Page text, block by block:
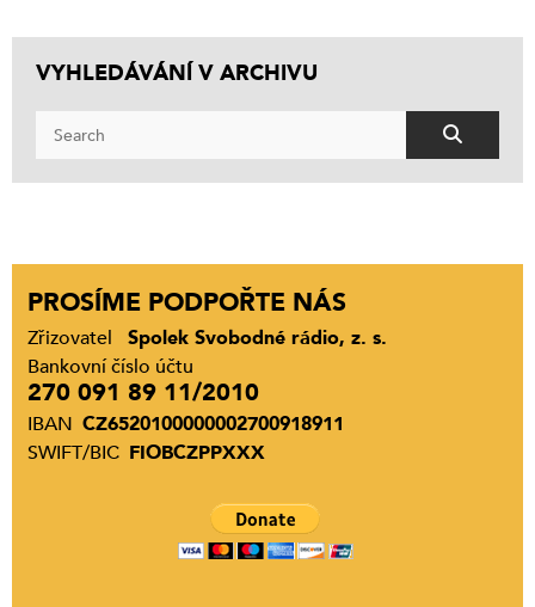
VYHLEDÁVÁNÍ V ARCHIVU
PROSÍME PODPOŘTE NÁS
Zřizovatel
Spolek Svobodné rádio, z. s.
Bankovní číslo účtu
270 091 89 11/2010
IBAN CZ6520100000002700918911
SWIFT/BIC FIOBCZPPXXX